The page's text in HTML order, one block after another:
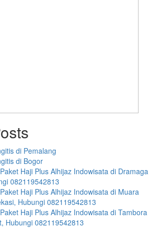
di Pemalang
di Bogor
Haji Plus Alhijaz Indowisata di Dramaga
082119542813
Haji Plus Alhijaz Indowisata di Muara
Hubungi 082119542813
Haji Plus Alhijaz Indowisata di Tambora
Hubungi 082119542813